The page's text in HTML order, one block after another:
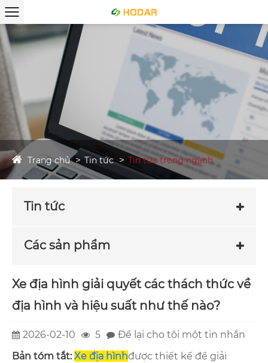
Trang chủ Tin tức Tin tức trong ngành
Tin tức
Các sản phẩm
Xe địa hình giải quyết các thách thức về
địa hình và hiệu suất như thế nào?
2026-02-10 5
Để lại cho tôi một tin nhắn
Bản tóm tắt: Xe địa hìnhđược thiết kế để giải